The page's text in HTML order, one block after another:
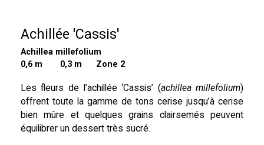
Achillée 'Cassis'
Achillea millefolium
0,6 m
0,3 m Zone 2
Les fleurs de l’achillée ‘Cassis’ (achillea millefolium)
offrent toute la gamme de tons cerise jusqu’à cerise
bien mûre et quelques grains clairsemés peuvent
équilibrer un dessert très sucré.